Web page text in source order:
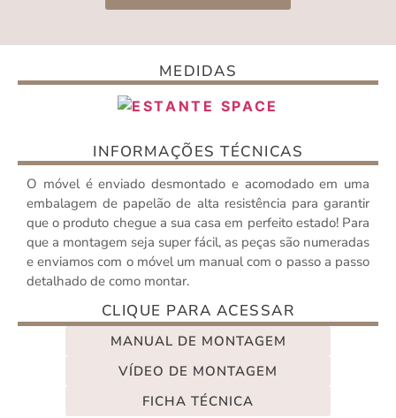
MEDIDAS
INFORMAÇÕES TÉCNICAS
O móvel é enviado desmontado e acomodado em uma
embalagem de papelão de alta resistência para garantir
que o produto chegue a sua casa em perfeito estado! Para
que a montagem seja super fácil, as peças são numeradas
e enviamos com o móvel um manual com o passo a passo
detalhado de como montar.
CLIQUE PARA ACESSAR
MANUAL DE MONTAGEM
VÍDEO DE MONTAGEM
FICHA TÉCNICA